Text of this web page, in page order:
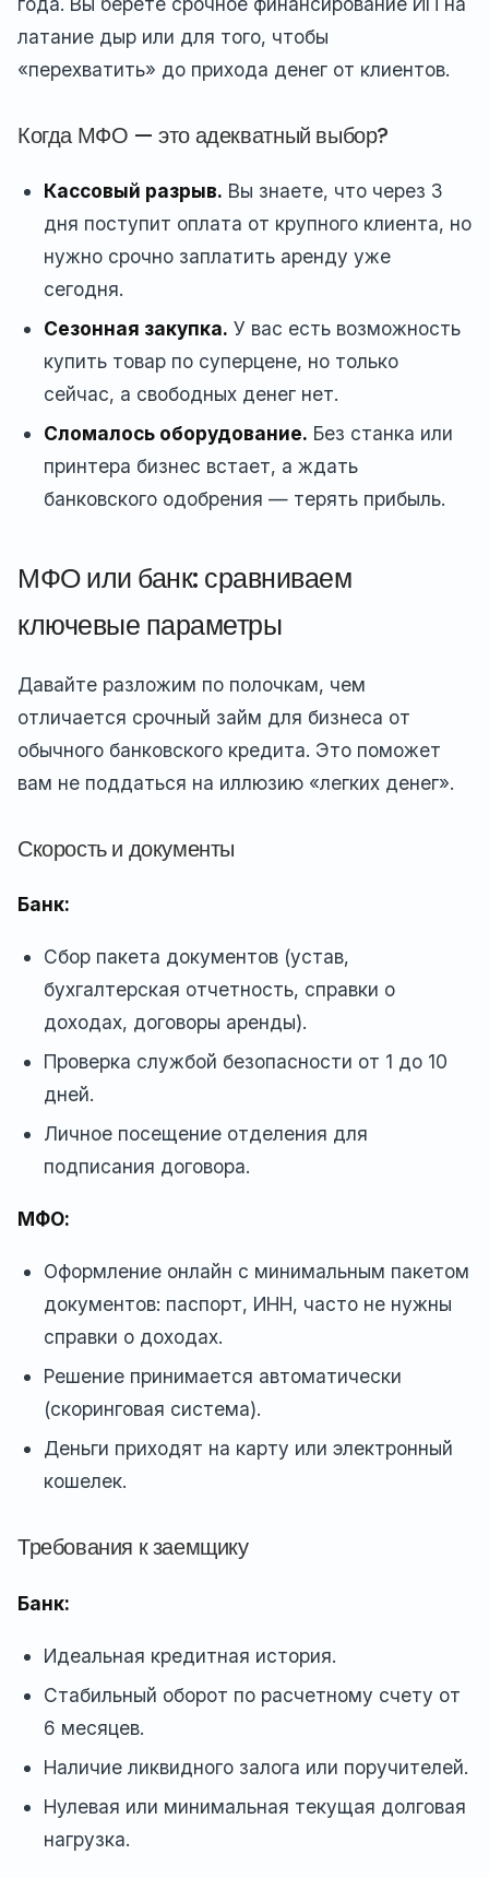
латание дыр или для того, чтобы
«перехватить» до прихода денег от клиентов.
Когда МФО — это адекватный выбор?
Кассовый разрыв. Вы знаете, что через 3
дня поступит оплата от крупного клиента, но
нужно срочно заплатить аренду уже
сегодня.
Сезонная закупка. У вас есть возможность
купить товар по суперцене, но только
сейчас, а свободных денег нет.
Сломалось оборудование. Без станка или
принтера бизнес встает, а ждать
банковского одобрения — терять прибыль.
МФО или банк: сравниваем
ключевые параметры
Давайте разложим по полочкам, чем
отличается срочный займ для бизнеса от
обычного банковского кредита. Это поможет
вам не поддаться на иллюзию «легких денег».
Скорость и документы
Банк:
Сбор пакета документов (устав,
бухгалтерская отчетность, справки о
доходах, договоры аренды).
Проверка службой безопасности от 1 до 10
дней.
Личное посещение отделения для
подписания договора.
МФО:
Оформление онлайн с минимальным пакетом
документов: паспорт, ИНН, часто не нужны
справки о доходах.
Решение принимается автоматически
(скоринговая система).
Деньги приходят на карту или электронный
кошелек.
Требования к заемщику
Банк:
Идеальная кредитная история.
Стабильный оборот по расчетному счету от
6 месяцев.
Наличие ликвидного залога или поручителей.
Нулевая или минимальная текущая долговая
нагрузка.